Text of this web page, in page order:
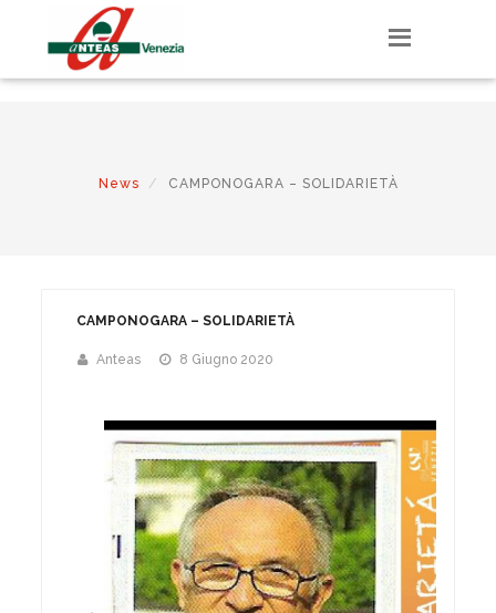
E-mail associati
 041 504 0945
News CAMPONOGARA – SOLIDARIETÀ
CAMPONOGARA – SOLIDARIETÀ
Anteas 8 Giugno 2020